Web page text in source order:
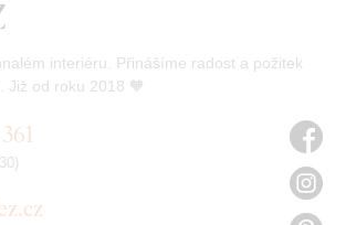
interiéru. Přinášíme radost a požitek
Již od roku 2018 🧡